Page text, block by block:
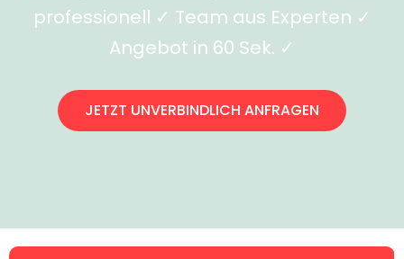
professionell ✓ Team aus Experten ✓
Angebot in 60 Sek. ✓
JETZT UNVERBINDLICH ANFRAGEN